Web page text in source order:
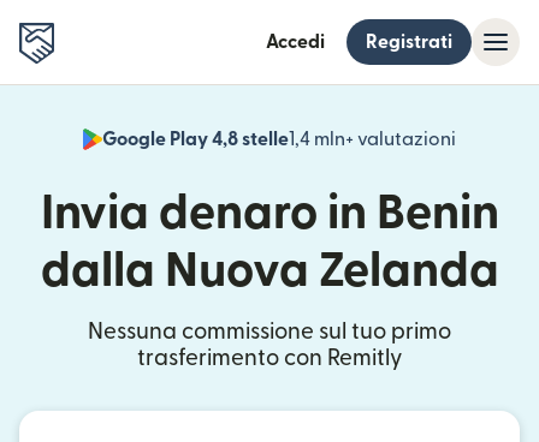
Accedi Registrati
Google Play 4,8 stelle1,4 mln+ valutazioni
Invia denaro in Benin
dalla Nuova Zelanda
Nessuna commissione sul tuo primo
trasferimento con Remitly